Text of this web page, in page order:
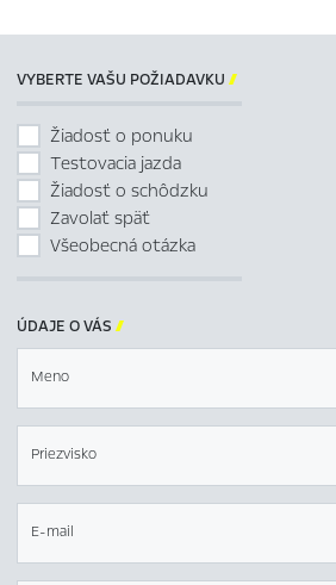
VYBERTE VAŠU POŽIADAVKU 
Žiadosť o ponuku
Testovacia jazda
Žiadosť o schôdzku
Zavolať späť
Všeobecná otázka
ÚDAJE O VÁS 
Meno
Priezvisko
E-mail